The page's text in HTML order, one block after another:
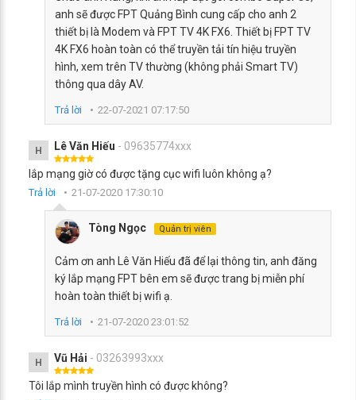
anh sẽ được FPT Quảng Bình cung cấp cho anh 2
thiết bị là Modem và FPT TV 4K FX6. Thiết bị FPT TV
4K FX6 hoàn toàn có thể truyền tải tín hiệu truyền
hình, xem trên TV thường (không phải Smart TV)
thông qua dây AV.
Trả lời 22-07-2021 07:17:50
H Lê Văn Hiếu - 09635774xxx
lắp mạng giờ có được tặng cục wifi luôn không ạ?
Trả lời 21-07-2020 17:30:10
Tòng Ngọc Quản trị viên
Cảm ơn anh Lê Văn Hiếu đã để lại thông tin, anh đăng
ký lắp mạng FPT bên em sẽ được trang bị miễn phí
hoàn toàn thiết bị wifi ạ.
Trả lời 21-07-2020 23:01:52
H Vũ Hải - 03263993xxx
Tôi lắp mình truyền hình có được không?